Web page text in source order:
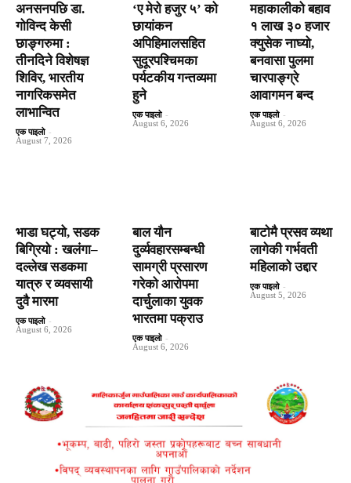
अनसनपछि डा.
गोविन्द केसी
छाङ्गरुमा :
तीनदिने विशेषज्ञ
शिविर, भारतीय
नागरिकसमेत
लाभान्वित
एक पाइलो -
August 7, 2026
‘ए मेरो हजुर ५’ को
छायांकन
अपिहिमालसहित
सुदूरपश्चिमका
पर्यटकीय गन्तव्यमा
हुने
एक पाइलो -
August 6, 2026
महाकालीको बहाव
१ लाख ३० हजार
क्युसेक नाघ्यो,
बनवासा पुलमा
चारपाङ्ग्रे
आवागमन बन्द
एक पाइलो -
August 6, 2026
भाडा घट्यो, सडक
बिग्रियो : खलंगा–
दल्लेख सडकमा
यात्रु र व्यवसायी
दुवै मारमा
एक पाइलो -
August 6, 2026
बाल यौन
दुर्व्यवहारसम्बन्धी
सामग्री प्रसारण
गरेको आरोपमा
दार्चुलाका युवक
भारतमा पक्राउ
एक पाइलो -
August 6, 2026
बाटाेमै प्रसव व्यथा
लागेकी गर्भवती
महिलाको उद्दार
एक पाइलो -
August 5, 2026